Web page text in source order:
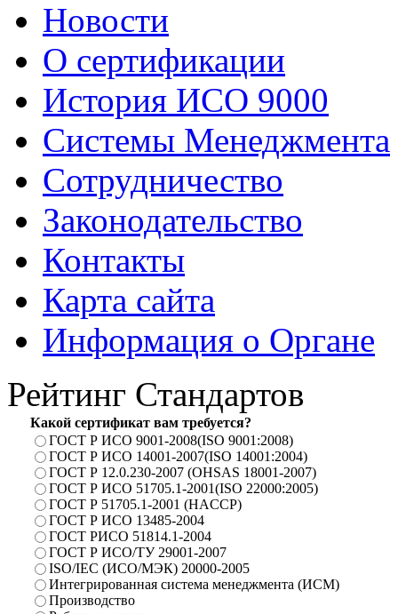
Новости
О сертификации
История ИСО 9000
Системы Менеджмента
Сотрудничество
Законодательство
Контакты
Карта сайта
Информация о Органе
Рейтинг Стандартов
Какой сертификат вам требуется?
ГОСТ Р ИСО 9001-2008(ISO 9001:2008)
ГОСТ Р ИСО 14001-2007(ISO 14001:2004)
ГОСТ Р 12.0.230-2007 (OHSAS 18001-2007)
ГОСТ Р ИСО 51705.1-2001(ISO 22000:2005)
ГОСТ Р 51705.1-2001 (HACCP)
ГОСТ Р ИСО 13485-2004
ГОСТ РИСО 51814.1-2004
ГОСТ Р ИСО/ТУ 29001-2007
ISO/IEC (ИСО/МЭК) 20000-2005
Интегрированная система менеджмента (ИСМ)
Производство